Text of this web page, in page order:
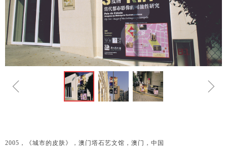
ꁆ ꁇ
2005，《城市的皮肤》，澳门塔石艺文馆，澳门，中国